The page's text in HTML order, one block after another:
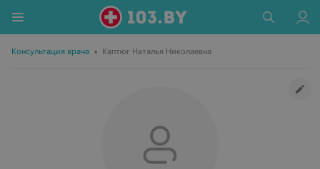
Консультация врача • Каптюг Наталья Николаевна